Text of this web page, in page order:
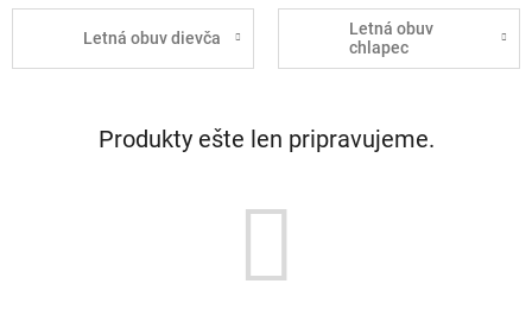
Letná obuv dievča
Letná obuv
chlapec
Produkty ešte len pripravujeme.